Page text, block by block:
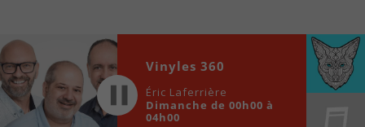
locale vous sont maintenant accessibles en un clic!
Audio
Player
00:00 00:00
Vinyles 360
Éric Laferrière
Dimanche de 00h00 à
04h00